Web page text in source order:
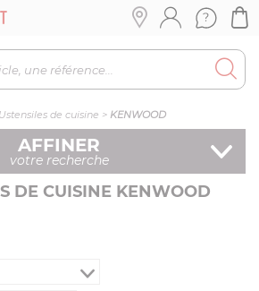
Ustensiles de cuisine > KENWOOD
AFFINER
votre recherche
DE CUISINE KENWOOD